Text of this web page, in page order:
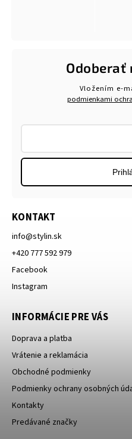
KONTAKT
info@stylin.sk
+420 777 592 979
Facebook
Instagram
INFORMÁCIE PRE VÁS
Doprava a platba
Vrátenie a reklamácia
Obchodné podmienky
Podmienky ochrany osobných
Kontakty
Predávané značky
Vložením e-
podmienkami